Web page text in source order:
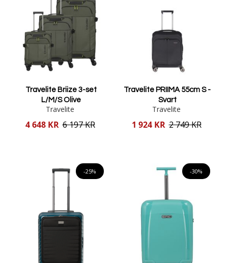
Travelite Briize 3-set
L/M/S Olive
Travelite
Reducerat
4 648 KR 6 197 KR
Travelite PRIIMA 55cm S -
Svart
Travelite
Reducerat
1 924 KR 2 749 KR
-25% -30%